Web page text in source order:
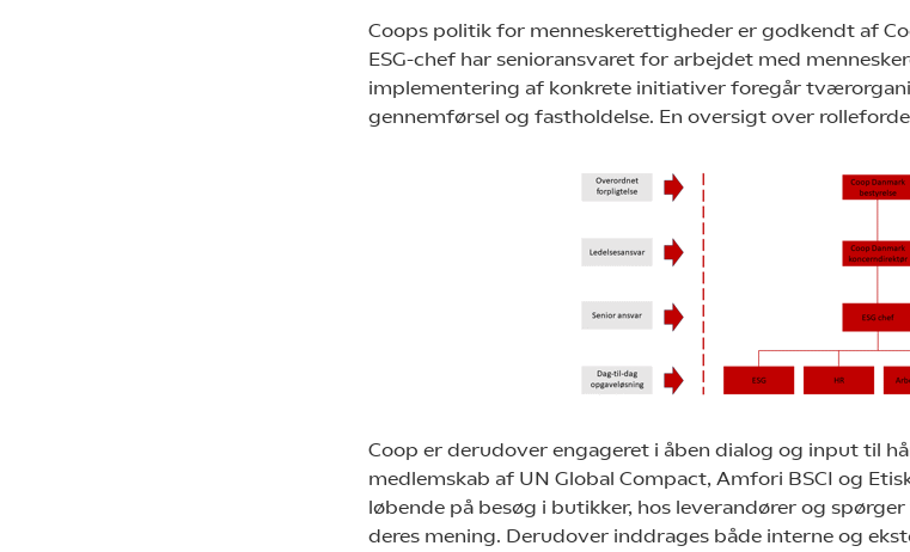
Coops politik for menneskerettigheder er godkendt af
ESG-chef har senioransvaret for arbejdet med
implementering af konkrete initiativer foregår
gennemførsel og fastholdelse. En oversigt over
Coop er derudover engageret i åben dialog og input til
medlemskab af UN Global Compact, Amfori BSCI og
løbende på besøg i butikker, hos leverandører og
deres mening. Derudover inddrages både interne og